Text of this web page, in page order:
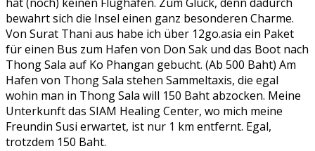
bewahrt sich die Insel einen ganz besonderen Charme.
Von Surat Thani aus habe ich über 12go.asia ein Paket
für einen Bus zum Hafen von Don Sak und das Boot nach
Thong Sala auf Ko Phangan gebucht. (Ab 500 Baht) Am
Hafen von Thong Sala stehen Sammeltaxis, die egal
wohin man in Thong Sala will 150 Baht abzocken. Meine
Unterkunft das SIAM Healing Center, wo mich meine
Freundin Susi erwartet, ist nur 1 km entfernt. Egal,
trotzdem 150 Baht.